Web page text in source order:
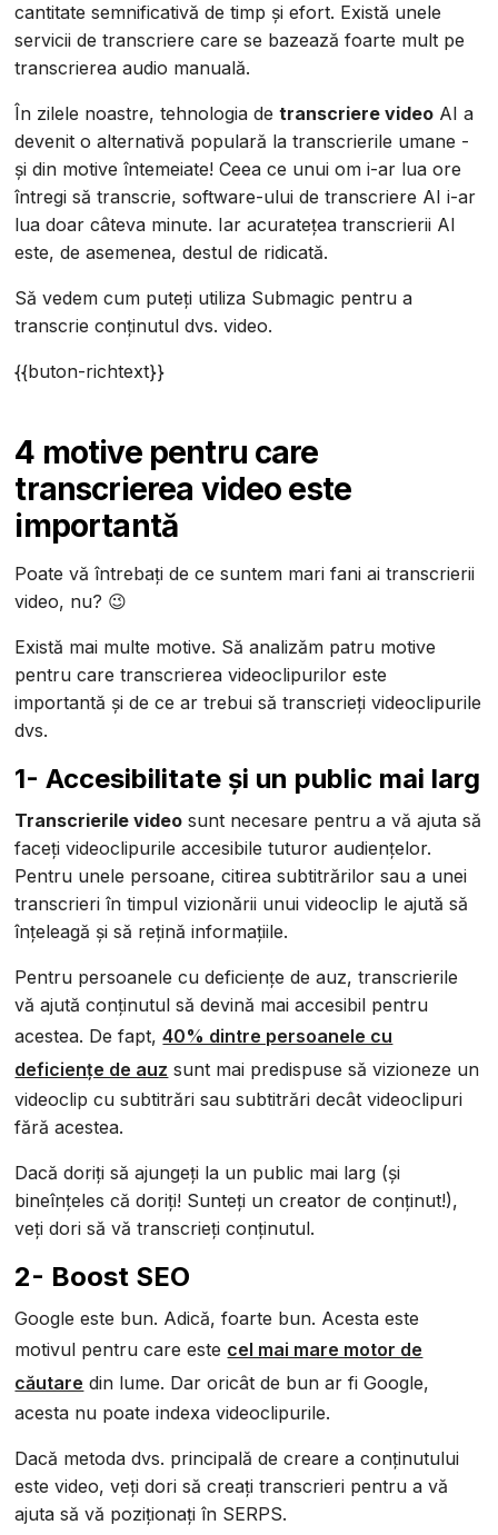
cantitate semnificativă de timp și efort. Există unele
servicii de transcriere care se bazează foarte mult pe
transcrierea audio manuală.
În zilele noastre, tehnologia detranscriere video AI a
devenit o alternativă populară la transcrierile umane -
și din motive întemeiate! Ceea ce unui om i-ar lua ore
întregi să transcrie, software-ului de transcriere AI i-ar
lua doar câteva minute. Iar acuratețea transcrierii AI
este, de asemenea, destul de ridicată.
Să vedem cum puteți utiliza Submagic pentru a
transcrie conținutul dvs. video.
{{buton-richtext}}
4 motive pentru care
transcrierea video este
importantă
Poate vă întrebați de ce suntem mari fani ai transcrierii
video, nu? 😉
Există mai multe motive. Să analizăm patru motive
pentru care transcrierea videoclipurilor este
importantă și de ce ar trebui să transcrieți videoclipurile
dvs.
1- Accesibilitate și un public mai larg
Transcrierile video sunt necesare pentru a vă ajuta să
faceți videoclipurile accesibile tuturor audiențelor.
Pentru unele persoane, citirea subtitrărilor sau a unei
transcrieri în timpul vizionării unui videoclip le ajută să
înțeleagă și să rețină informațiile.
Pentru persoanele cu deficiențe de auz, transcrierile
vă ajută conținutul să devină mai accesibil pentru
acestea. De fapt,40% dintre persoanele cu
deficiențe de auz sunt mai predispuse să vizioneze un
videoclip cu subtitrări sau subtitrări decât videoclipuri
fără acestea.
Dacă doriți să ajungeți la un public mai larg (și
bineînțeles că doriți! Sunteți un creator de conținut!),
veți dori să vă transcrieți conținutul.
2- Boost SEO
Google este bun. Adică, foarte bun. Acesta este
motivul pentru care este cel mai mare motor de
căutare din lume. Dar oricât de bun ar fi Google,
acesta nu poate indexa videoclipurile.
Dacă metoda dvs. principală de creare a conținutului
este video, veți dori să creați transcrieri pentru a vă
ajuta să vă poziționați în SERPS.